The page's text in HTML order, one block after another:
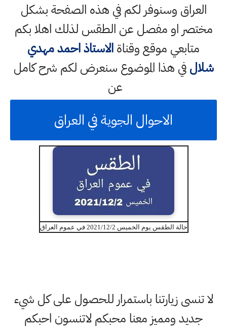
العراق وسنوفر لكم في هذه الصفحة بشكل
مختصر او مفصل عن الطقس لذلك اهلا بكم
متابعي موقع وقناةالاستاذ احمد مهدي
شلالفي هذا الموضوع سنعرض لكم شرح كامل
عن
الاحوال الجوية في العراق
حالة الطقس يوم الخميس 2021/12/2 في عموم العراق
لا تنسى زيارتنا باستمرار للحصول على كل شيء
جديد ومميز معنا محبكم لاتنسون احبكم